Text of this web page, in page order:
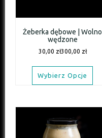
Żeberka dębowe | Wolno
wędzone
30,00 zł300,00 zł
Wybierz Opcje